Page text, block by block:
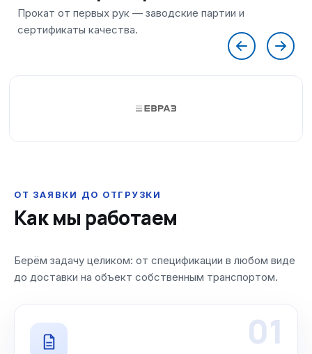
ОТ ЗАЯВКИ ДО ОТГРУЗКИ
Как мы работаем
Берём задачу целиком: от спецификации в любом виде
до доставки на объект собственным транспортом.
01